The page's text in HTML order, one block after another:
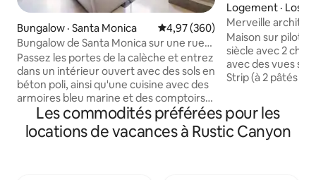
Bungalow · Santa Monica Note moyenne de 4,97 sur 5,
4,97 (360)
Bungalow de Santa Monica sur une rue
calme au nord de Montana
Passez les portes de la calèche et entrez
dans un intérieur ouvert avec des sols en
béton poli, ainsi qu'une cuisine avec des
armoires bleu marine et des comptoirs
en pierre. La chambre est équipée d'une
porte de grange, de planchers de
bambou et d'une télévision HD de 55
Logement · Los
Merveille
Sunset-WeHo
Maison sur pilotis
siècle avec 2
avec des vues
Strip (à 2 pâtés
de maisons de
calme.
fondation,
chauffage/
Les commodités préférées pour les
locations de vacances à Rustic Canyon